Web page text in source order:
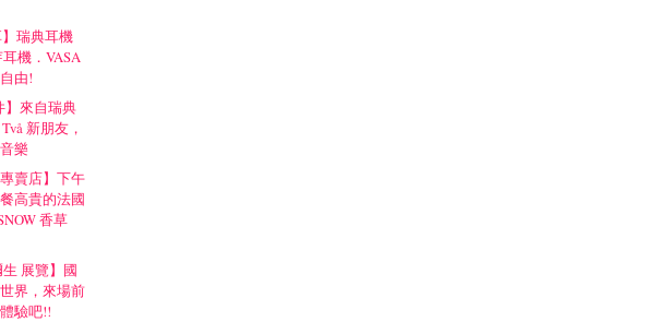
】瑞典耳機
機．VASA
由!
】來自瑞典
新朋友，
樂
賣店】下午
高貴的法國
香草
生 展覽】國
界，來場前
驗吧!!